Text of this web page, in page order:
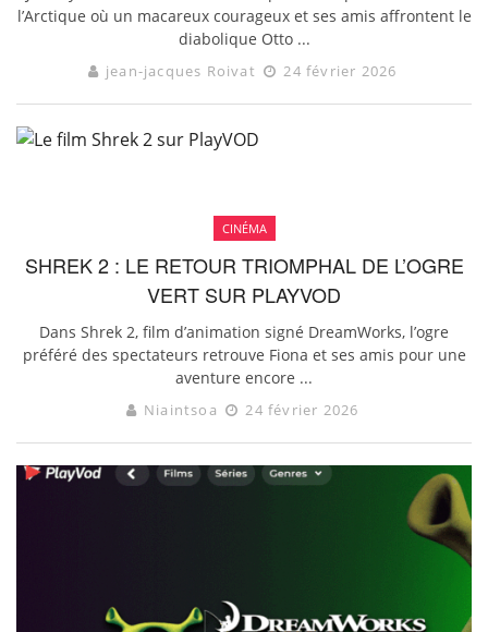
l’Arctique où un macareux courageux et ses amis affrontent le
diabolique Otto ...
jean-jacques Roivat 24 février 2026
CINÉMA
SHREK 2 : LE RETOUR TRIOMPHAL DE L’OGRE
VERT SUR PLAYVOD
Dans Shrek 2, film d’animation signé DreamWorks, l’ogre
préféré des spectateurs retrouve Fiona et ses amis pour une
aventure encore ...
Niaintsoa 24 février 2026